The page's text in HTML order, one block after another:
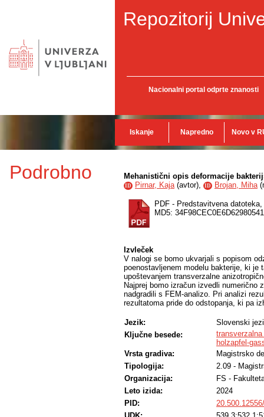
Repozitorij
Nacionalni portal odprte znanosti
Iskanje Napredno Novo v
Podrobno Mehanistični opis deformacije
ID Pirnar, Kaja(avtor), ID Brojan, Miha(
PDF - Predstavitvena datoteka,
MD5:
Izvleček
V nalogi se bomo ukvarjali s popisom
poenostavljenem modelu bakterije, ki
upoštevanjem transverzalne
Najprej bomo izračun izvedli numerično
nadgradili s FEM-analizo. Pri analizi
rezultatoma pride do odstopanja, ki pa
Jezik:
Slovenski
Ključne besede:
holzapfel-
Vrsta gradiva:
Magistrsko
Tipologija:
2.09 -
Organizacija:
FS -
Leto izida:
2024
PID: